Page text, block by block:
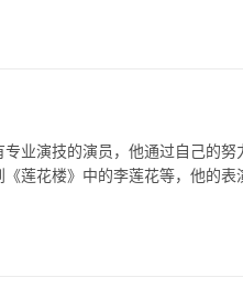
业演技的演员，他通过自己的努
莲花楼》中的李莲花等，他的表